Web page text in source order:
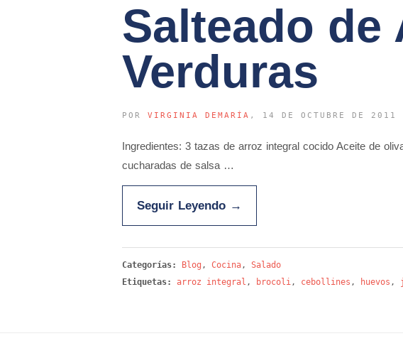
Salteado de
Verduras
POR VIRGINIA DEMARÍA , 14 DE OCTUBRE DE 2011
Ingredientes: 3 tazas de arroz integral cocido Aceite de
cucharadas de salsa …
Seguir Leyendo →
Categorías: Blog , Cocina, Salado
Etiquetas:
arroz integral , brocoli, cebollines , huevos ,